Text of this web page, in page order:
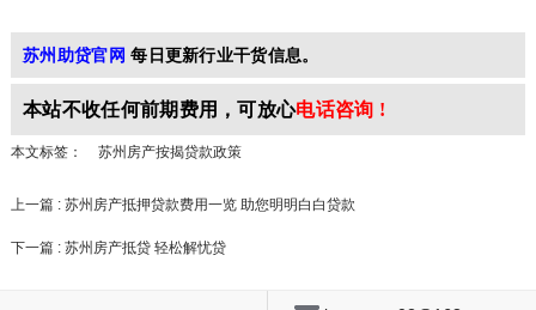
苏州助贷官网 每日更新行业干货信息。
本站不收任何前期费用，可放心电话咨询 !
本文标签： 苏州房产按揭贷款政策
上一篇 : 苏州房产抵押贷款费用一览 助您明明白白贷款
下一篇 : 苏州房产抵贷 轻松解忧贷